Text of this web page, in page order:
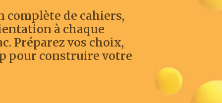
complète de cahiers,
à chaque
Préparez vos choix,
pour construire votre